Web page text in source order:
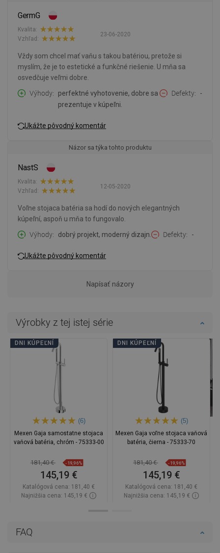
FAQ
GermG
23-06-2020
Kvalita:
Vzhľad:
Vždy som chcel mať vaňu s takou batériou, pretože si
myslím, že je to estetické a funkčné riešenie. U mňa sa
osvedčuje veľmi dobre.
Výhody
perfektné vyhotovenie, dobre sa
prezentuje v kúpeľni.
Defekty -
Ukážte pôvodný komentár
Názor sa týka tohto produktu
NastS
12-05-2020
Kvalita:
Vzhľad:
Voľne stojaca batéria sa hodí do nových elegantných
kúpeľní, aspoň u mňa to fungovalo.
Výhody
dobrý projekt, moderný dizajn. Defekty -
Ukážte pôvodný komentár
Napísať názory
Výrobky z tej istej série
DNI KÚPEĽNÍ
(6)
Mexen Gaja samostatne stojaca
vaňová batéria, chróm - 75333-00
181,40 € -19,96%
145,19 €
Katalógová cena: 181,40 €
Najnižšia cena: 145,19 €
DNI KÚPEĽNÍ
(5)
Mexen Gaja voľne stojaca vaňová
batéria, čierna - 75333-70
181,40 € -19,96%
145,19 €
Katalógová cena: 181,40 €
Najnižšia cena: 145,19 €